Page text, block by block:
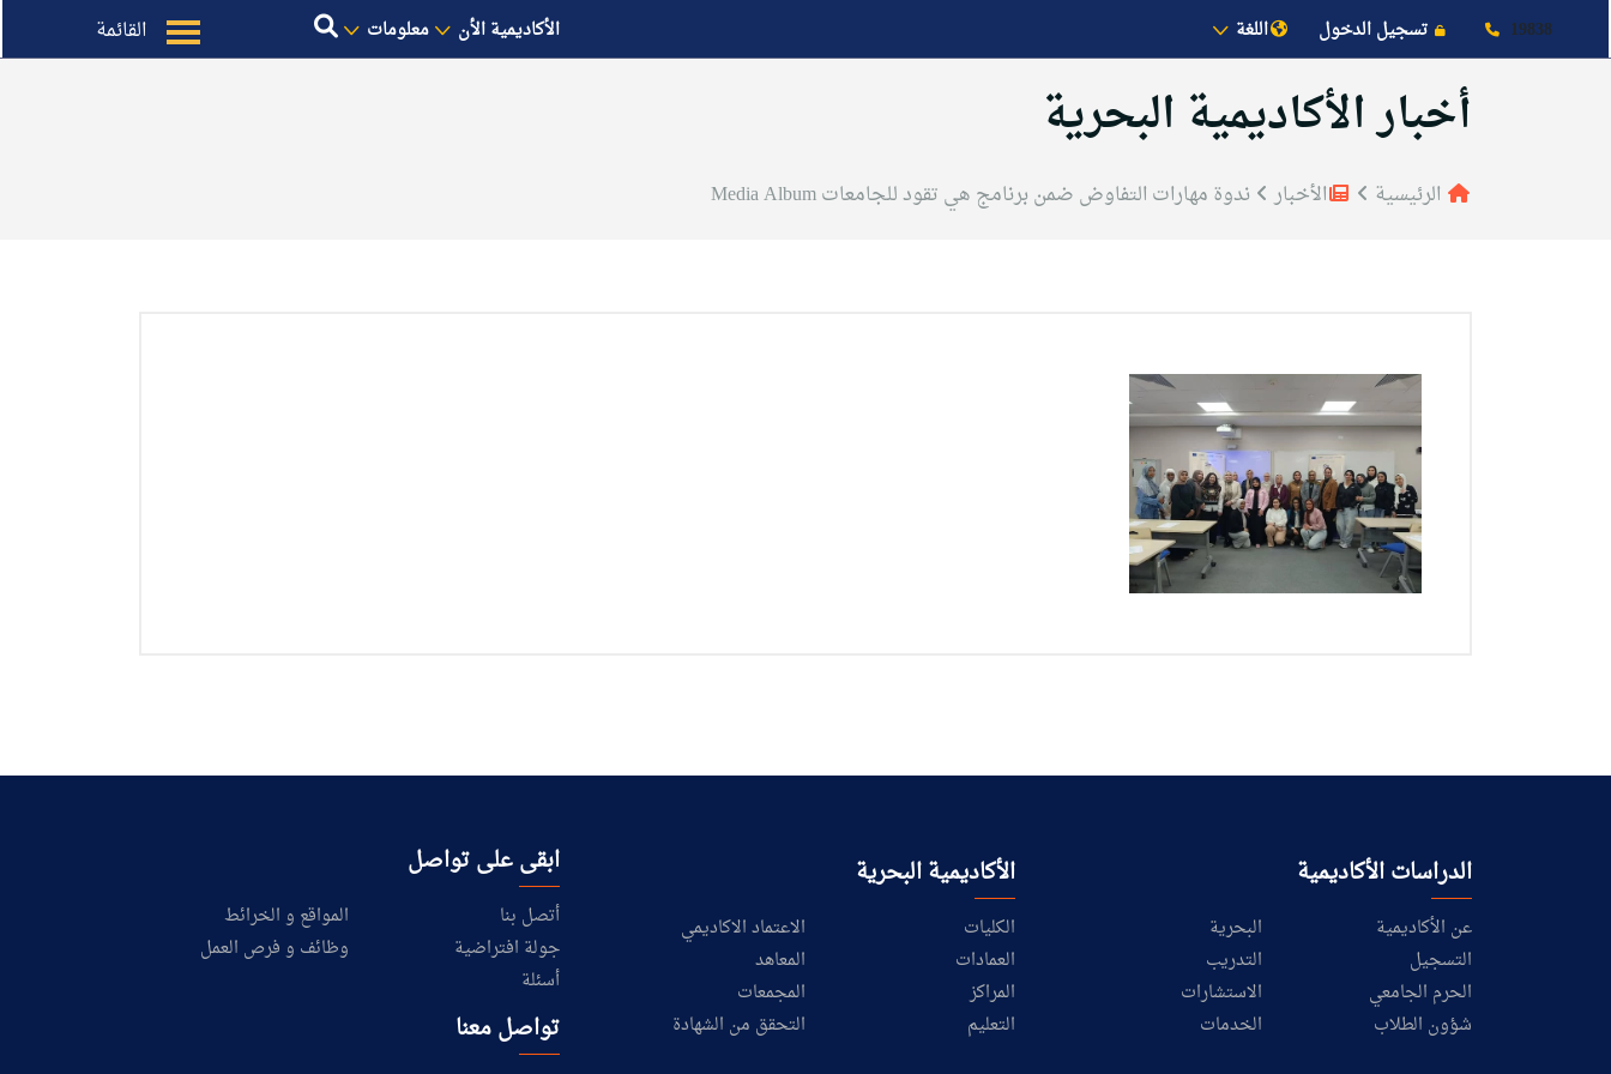
19838 تسجيل الدخول اللغة الأكاديمية الأن معلومات القائمة
القبول والتسجيل
الدراسات الأكاديمية
طلبة الأكاديمية
البحث العلمي
أخبار الأكاديمية البحرية
الرئيسية الأخبار ندوة مهارات التفاوض ضمن برنامج هي تقود للجامعاتMedia Album
الدراسات الأكاديمية
عن الأكاديمية
البحرية
التسجيل
التدريب
الحرم الجامعي
الاستشارات
شؤون الطلاب
الخدمات
الأكاديمية البحرية
الكليات
الاعتماد الاكاديمي
العمادات
المعاهد
المراكز
المجمعات
التعليم
التحقق من الشهادة
ابقى على تواصل
أتصل بنا
المواقع و الخرائط
جولة افتراضية
وظائف و فرص العمل
أسئلة
تواصل معنا